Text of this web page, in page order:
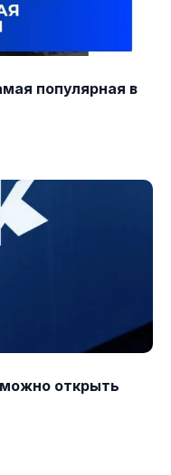
популярная в
открыть